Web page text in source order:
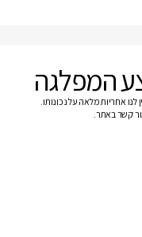
המפלגה
אחריות מלאה על נכונותו.
קשר באתר.